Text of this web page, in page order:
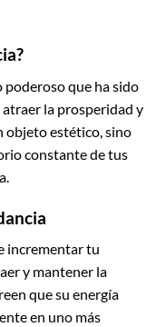
poderoso que ha sido
la prosperidad y
objeto estético, sino
constante de tus
incrementar tu
y mantener la
que su energía
en uno más